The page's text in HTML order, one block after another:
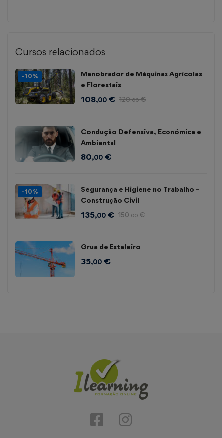
Cursos relacionados
-10%
Manobrador de Máquinas Agrícolas
e Florestais
108,00 € 120,00 €
Condução Defensiva, Económica e
Ambiental
80,00 €
-10%
Segurança e Higiene no Trabalho –
Construção Civil
135,00 € 150,00 €
Grua de Estaleiro
35,00 €